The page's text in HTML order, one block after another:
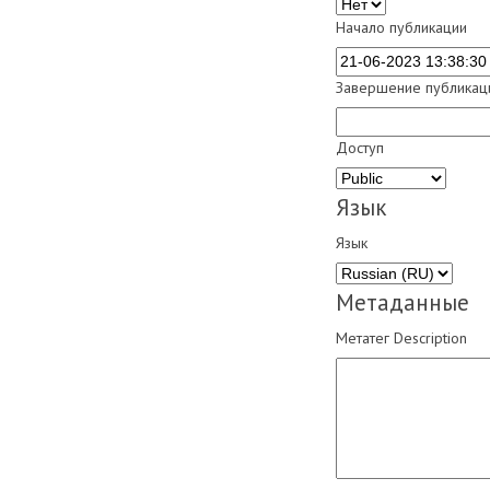
Начало публикации
Завершение
Доступ
Язык
Язык
Метаданные
Метатег Description